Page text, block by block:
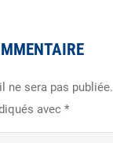
ne sera pas publiée.
avec *